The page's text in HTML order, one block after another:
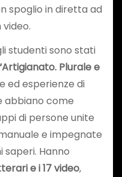
spoglio in diretta ad
studenti sono stati
Plurale e
ed esperienze di
abbiano come
di persone unite
e impegnate
Hanno
e i 17 video,